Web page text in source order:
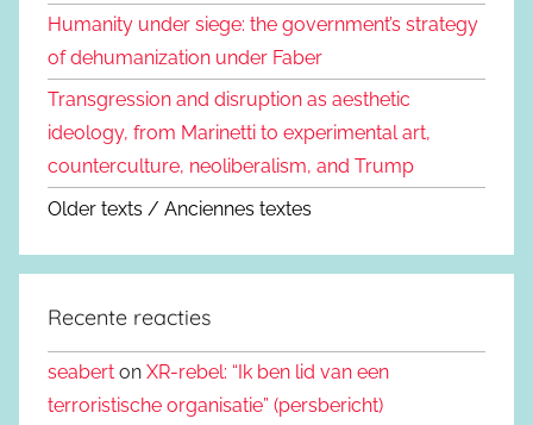
Humanity under siege: the government’s strategy
of dehumanization under Faber
Transgression and disruption as aesthetic
ideology, from Marinetti to experimental art,
counterculture, neoliberalism, and Trump
Older texts / Anciennes textes
Recente reacties
seabert on XR-rebel: “Ik ben lid van een
terroristische organisatie” (persbericht)